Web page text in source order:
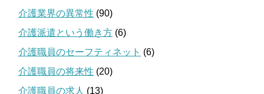
介護業界の異常性 (90)
介護派遣という働き方 (6)
介護職員のセーフティネット (6)
介護職員の将来性 (20)
介護職員の求人 (13)